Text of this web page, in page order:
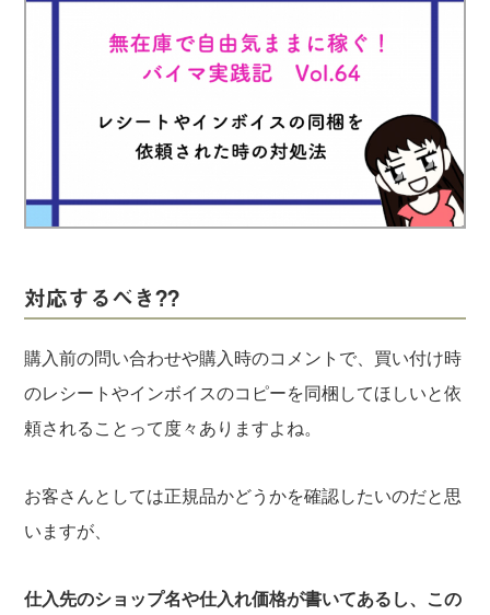
BUYMAで人気のブランド
BUYMAの売れ筋商品
バイマ活動の疑問に売れっ子現役バイヤーが答えてみた
実録！海外ショップで買ってみた！
パーソナルショッパー指南書
対応するべき??
購入前の問い合わせや購入時のコメントで、買い付け時
のレシートやインボイスのコピーを同梱してほしいと依
頼されることって度々ありますよね。
お客さんとしては正規品かどうかを確認したいのだと思
いますが、
仕入先のショップ名や仕入れ価格が書いてあるし、この